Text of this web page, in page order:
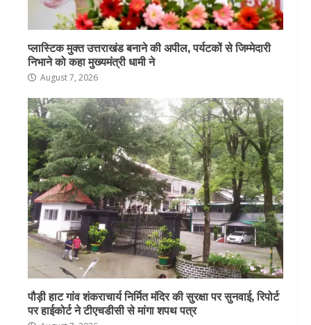
प्लास्टिक मुक्त उत्तराखंड बनाने की अपील, पर्यटकों से जिम्मेदारी
निभाने को कहा मुख्यमंत्री धामी ने
August 7, 2026
पौड़ी हाट गांव शंकराचार्य निर्मित मंदिर की सुरक्षा पर सुनवाई, रिपोर्ट
पर हाईकोर्ट ने टीएचडीसी से मांगा शपथ पत्र